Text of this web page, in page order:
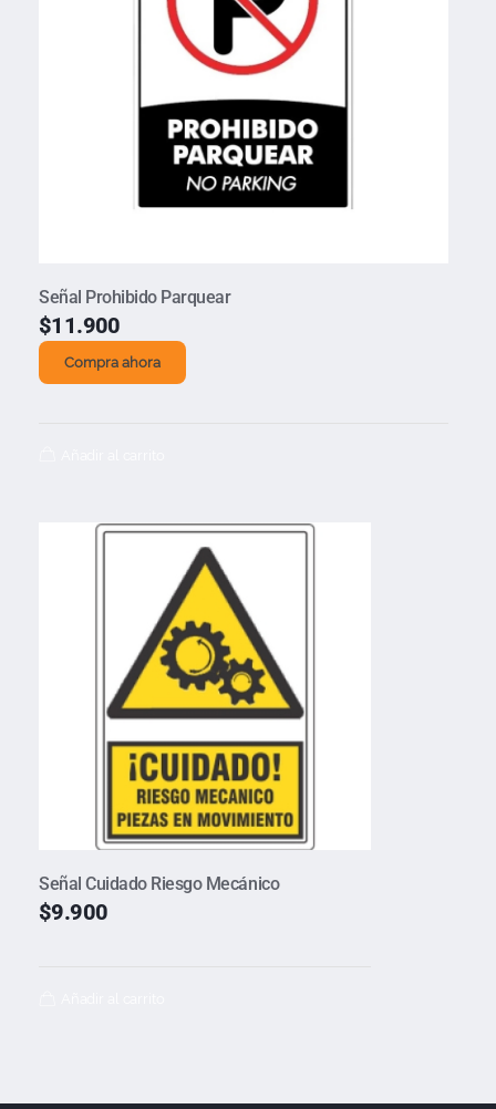
Señal Prohibido Parquear
$11.900
Compra ahora
Señal Cuidado Riesgo Mecánico
$9.900